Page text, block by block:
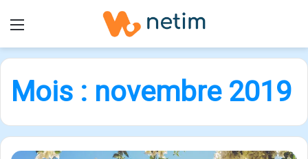
Menu
Mois : novembre 2019